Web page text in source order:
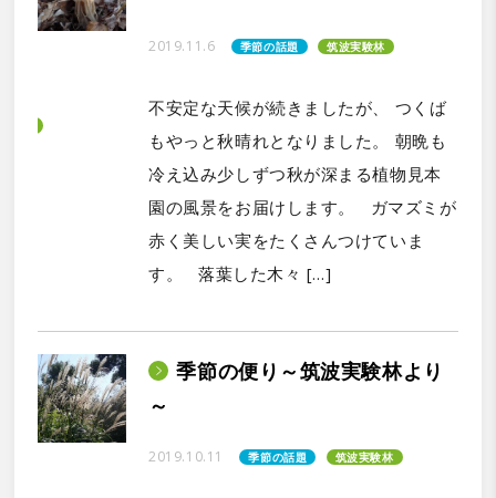
2019.11.6 季節の話題 筑波実験林
不安定な天候が続きましたが、 つくば
もやっと秋晴れとなりました。 朝晩も
冷え込み少しずつ秋が深まる植物見本
園の風景をお届けします。 ガマズミが
赤く美しい実をたくさんつけていま
す。 落葉した木々 […]
季節の便り～筑波実験林より
～
2019.10.11 季節の話題 筑波実験林